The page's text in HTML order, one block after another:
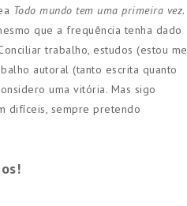
Todo mundo tem uma primeira vez.
que a frequência tenha dado
trabalho, estudos (estou me
autoral (tanto escrita quanto
uma vitória. Mas sigo
difíceis, sempre pretendo